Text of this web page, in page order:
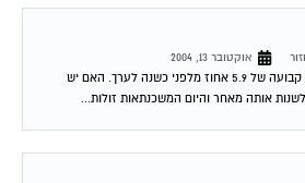
יש לי משכנתא צמודה בריבית קבועה של 5.9 אחוז מלפני כשנה לערך. האם יש
אותה מאחר והיום המשכנתאות זולות...